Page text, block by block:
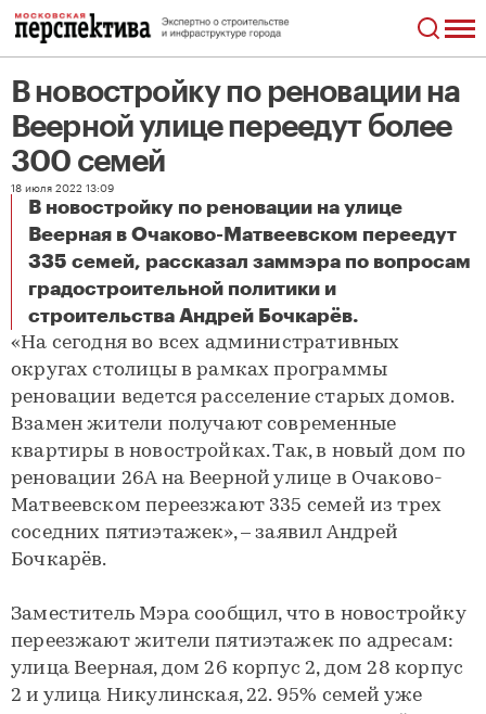
В новостройку по реновации на
Веерной улице переедут более
300 семей
18 июля 2022 13:09
В новостройку по реновации на улице
Веерная в Очаково-Матвеевском переедут
335 семей, рассказал заммэра по вопросам
градостроительной политики и
строительства Андрей Бочкарёв.
«На сегодня во всех административных
округах столицы в рамках программы
реновации ведется расселение старых домов.
Взамен жители получают современные
квартиры в новостройках. Так, в новый дом по
реновации 26А на Веерной улице в Очаково-
Матвеевском переезжают 335 семей из трех
соседних пятиэтажек», – заявил Андрей
Бочкарёв.
Заместитель Мэра сообщил, что в новостройку
переезжают жители пятиэтажек по адресам:
улица Веерная, дом 26 корпус 2, дом 28 корпус
2 и улица Никулинская, 22. 95% семей уже